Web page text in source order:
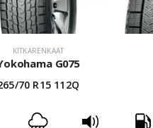
KITKARENKAAT
G075
70 R15 112Q